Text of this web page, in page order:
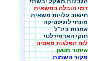
הגבלות משקל יבשתי
דמי הובלה במשאית
חישוב עלויות משאית
מונחי לוגיסטיקה
אמנות בינ"ל
חוקי האדמירלטי
לוח הפלגות מאסיה
איתור מטען
מקור השמות